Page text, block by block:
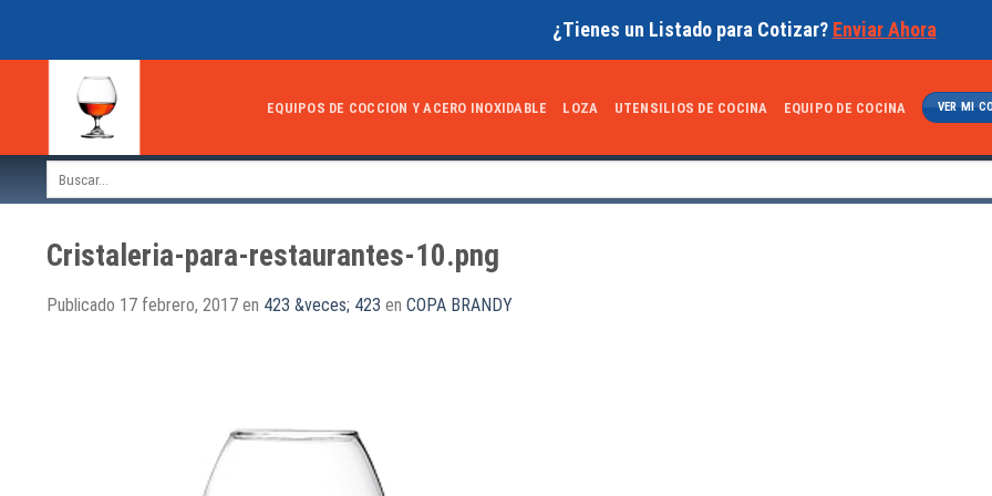
¿Tienes un Listado para Cotizar? Enviar Ahora
EQUIPOS DE COCCION Y ACERO INOXIDABLE LOZA UTENSILIOS DE COCINA EQUIPO DE COCINA VER MI
Cristaleria-para-restaurantes-10.png
Publicado 17 febrero, 2017 en 423 &veces; 423 en COPA BRANDY